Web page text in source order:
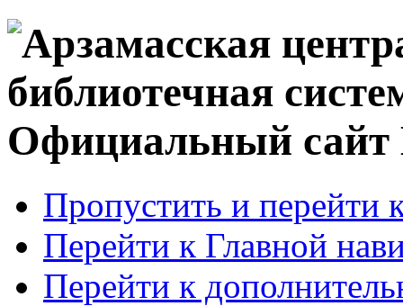
Официальный
Пропустить и перейти
Перейти к Главной
Перейти к